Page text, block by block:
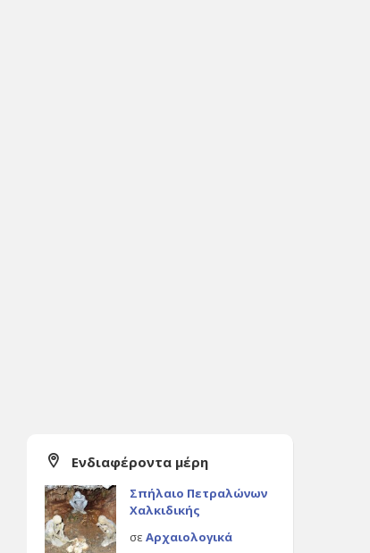
Ενδιαφέροντα μέρη
Σπήλαιο Πετραλώνων
Χαλκιδικής
σε Αρχαιολογικά